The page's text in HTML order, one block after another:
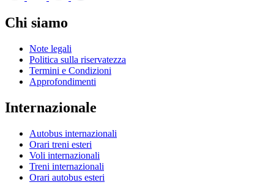
Chi siamo
Note legali
Politica sulla riservatezza
Termini e Condizioni
Approfondimenti
Internazionale
Autobus internazionali
Orari treni esteri
Voli internazionali
Treni internazionali
Orari autobus esteri